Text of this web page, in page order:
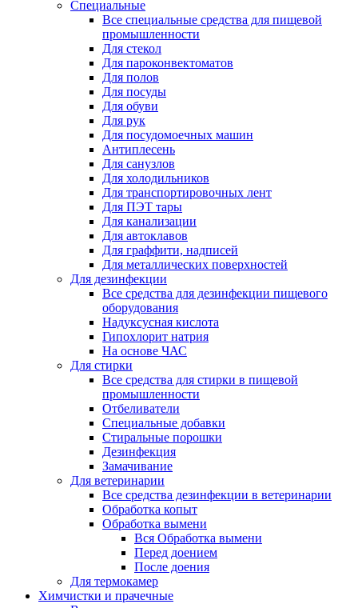
Специальные
Все специальные средства для пищевой
промышленности
Для стекол
Для пароконвектоматов
Для полов
Для посуды
Для обуви
Для рук
Для посудомоечных машин
Антиплесень
Для санузлов
Для холодильников
Для транспортировочных лент
Для ПЭТ тары
Для канализации
Для автоклавов
Для граффити, надписей
Для металлических поверхностей
Для дезинфекции
Все средства для дезинфекции пищевого
оборудования
Надуксусная кислота
Гипохлорит натрия
На основе ЧАС
Для стирки
Все средства для стирки в пищевой
промышленности
Отбеливатели
Специальные добавки
Стиральные порошки
Дезинфекция
Замачивание
Для ветеринарии
Все средства дезинфекции в ветеринарии
Обработка копыт
Обработка вымени
Вся Обработка вымени
Перед доением
После доения
Для термокамер
Химчистки и прачечные